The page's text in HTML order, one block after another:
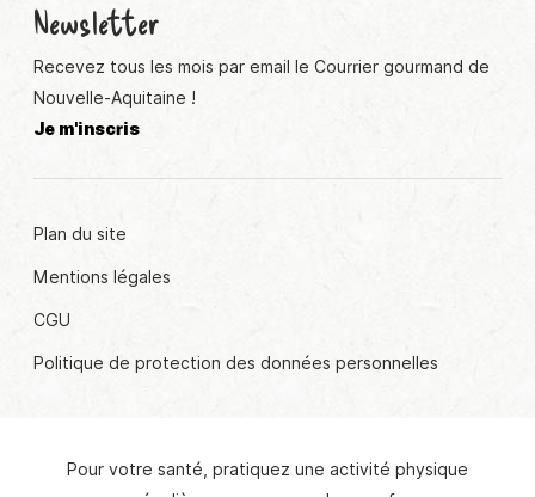
Newsletter
Recevez tous les mois par email le Courrier gourmand de
Nouvelle-Aquitaine !
Je m'inscris
Plan du site
Mentions légales
CGU
Politique de protection des données personnelles
Pour votre santé, pratiquez une activité physique